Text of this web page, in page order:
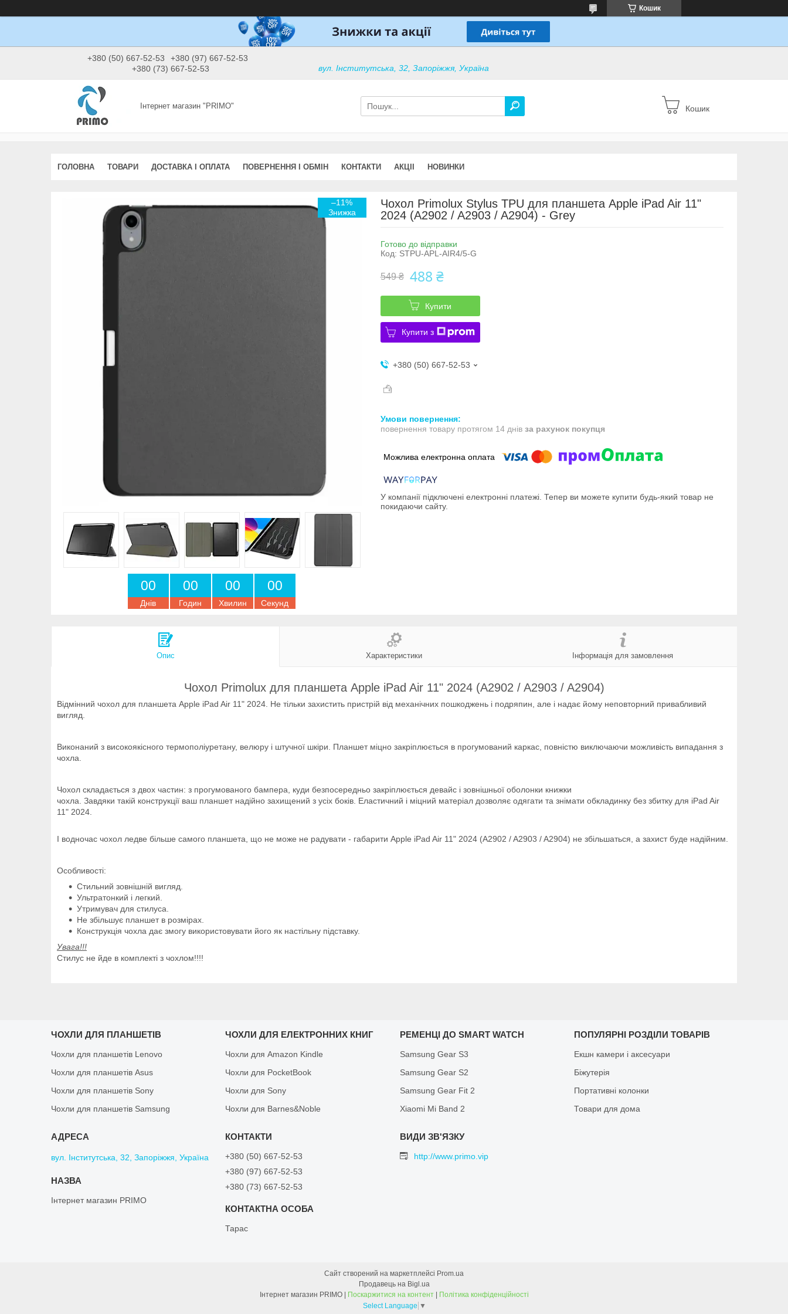
Кошик
+380 (50) 667-52-53
+380 (97) 667-52-53
+380 (73) 667-52-53
вул. Інститутська, 32, Запоріжжя, Україна
Інтернет магазин "PRIMO" Кошик
ГОЛОВНА ТОВАРИ ДОСТАВКА І ОПЛАТА ПОВЕРНЕННЯ І ОБМІН КОНТАКТИ АКЦІІ НОВИНКИ
–11%
00
Днів
00
Годин
00
Хвилин
00
Секунд
Чохол Primolux Stylus TPU для планшета Apple iPad Air 11"
2024 (A2902 / A2903 / A2904) - Grey
Готово до відправки
Код: STPU-APL-AIR4/5-G
549 ₴ 488 ₴
Купити
Купити з
+380 (50) 667-52-53
повернення товару протягом 14 днів за рахунок покупця
У компанії підключені електронні платежі. Тепер ви можете купити будь-який товар не
покидаючи сайту.
Опис Характеристики Інформація для замовлення
Чохол Primolux для планшета Apple iPad Air 11" 2024 (A2902 / A2903 / A2904)
Відмінний чохол для планшета Apple iPad Air 11" 2024. Не тільки захистить пристрій від механічних пошкоджень і подряпин, але і надає йому неповторний привабливий
вигляд.
Виконаний з високоякісного термополіуретану, велюру і штучної шкіри. Планшет міцно закріплюється в прогумований каркас, повністю виключаючи можливість випадання з
чохла.
Чохол складається з двох частин: з прогумованого бампера, куди безпосередньо закріплюється девайс і зовнішньої оболонки книжки
чохла. Завдяки такій конструкції ваш планшет надійно захищений з усіх боків. Еластичний і міцний матеріал дозволяє одягати та знімати обкладинку без збитку для iPad Air
11" 2024.
І водночас чохол ледве більше самого планшета, що не може не радувати - габарити Apple iPad Air 11" 2024 (A2902 / A2903 / A2904) не збільшаться, а захист буде надійним.
Особливості:
Стильний зовнішній вигляд.
Ультратонкий і легкий.
Утримувач для стилуса.
Не збільшує планшет в розмірах.
Конструкція чохла дає змогу використовувати його як настільну підставку.
Увага!!!
Стилус не йде в комплекті з чохлом!!!!
ЧОХЛИ ДЛЯ ПЛАНШЕТІВ
Чохли для планшетів Lenovo
Чохли для планшетів Asus
Чохли для планшетів Sony
Чохли для планшетів Samsung
ЧОХЛИ ДЛЯ ЕЛЕКТРОННИХ КНИГ
Чохли для Amazon Kindle
Чохли для PocketBook
Чохли для Sony
Чохли для Barnes&Noble
РЕМЕНЦІ ДО SMART WATCH
Samsung Gear S3
Samsung Gear S2
Samsung Gear Fit 2
Xiaomi Mi Band 2
ПОПУЛЯРНІ РОЗДІЛИ ТОВАРІВ
Екшн камери і аксесуари
Біжутерія
Портативні колонки
Товари для дома
вул. Інститутська, 32, Запоріжжя, Україна
Інтернет магазин PRIMO
+380 (50) 667-52-53
+380 (97) 667-52-53
+380 (73) 667-52-53
Тарас
http://www.primo.vip
Сайт створений на маркетплейсі Prom.ua
Продавець на Bigl.ua
Інтернет магазин PRIMO | Поскаржитися на контент | Політика конфіденційності
Select Language ▼